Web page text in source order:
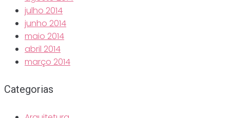
julho 2014
junho 2014
maio 2014
abril 2014
março 2014
Categorias